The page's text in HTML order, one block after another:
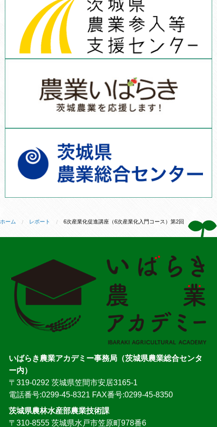
ホーム レポート 6次産業化促進講座（6次産業化入門コース）第2回
いばらき農業アカデミー事務局（茨城県農業総合センタ
ー内）
〒319-0292 茨城県笠間市安居3165-1
電話番号:0299-45-8321 FAX番号:0299-45-8350
茨城県農林水産部農業技術課
〒310-8555 茨城県水戸市笠原町978番6